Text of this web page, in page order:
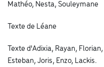
Mathéo, Nesta, Souleymane
Texte de Léane
Texte d'Adixia, Rayan,
Esteban, Joris, Enzo, Lackis.